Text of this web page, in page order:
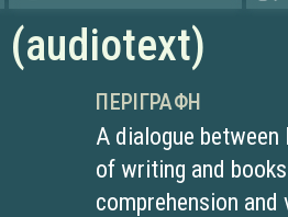
(audiotext)
ΠΕΡΙΓΡΑΦΉ
A dialogue
of writing and
comprehension and